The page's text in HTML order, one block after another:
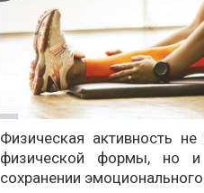
Физическая активность
физической формы, но
сохранении